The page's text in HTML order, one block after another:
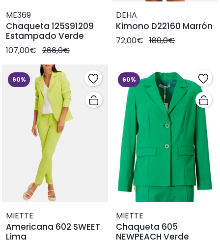
ME369
Chaqueta 125S91209
Estampado Verde
107,00€ 266,0€
DEHA
Kimono D22160 Marrón
72,00€ 180,0€
60%
MIETTE
Americana 602 SWEET
Lima
60%
MIETTE
Chaqueta 605
NEWPEACH Verde